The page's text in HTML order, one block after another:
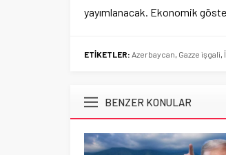
yayımlanacak. Ekonomik
ETİKETLER: Azerbaycan, Gazze işgali,
BENZER KONULAR